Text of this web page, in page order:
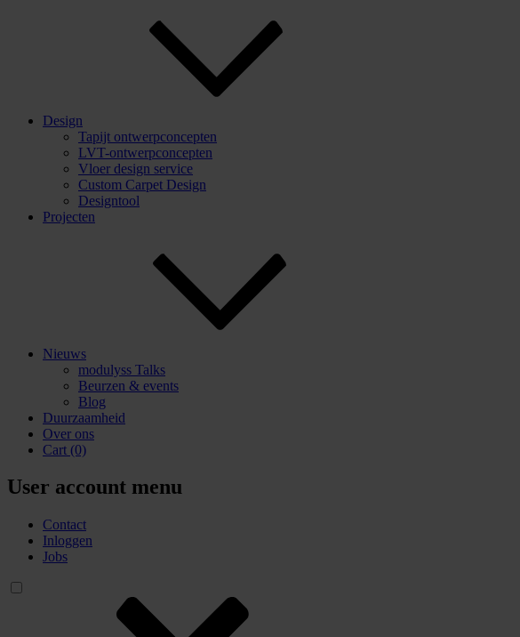
Design
Tapijt ontwerpconcepten
LVT-ontwerpconcepten
Vloer design service
Custom Carpet Design
Designtool
Projecten
Nieuws
modulyss Talks
Beurzen & events
Blog
Duurzaamheid
Over ons
Cart (0)
User account menu
Contact
Inloggen
Jobs